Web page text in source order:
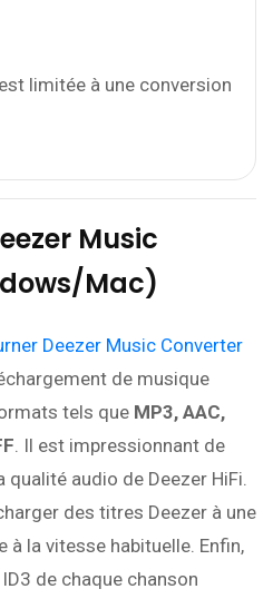
limitée à une conversion
Music
Mac)
Deezer Music Converter
de musique
tels que MP3, AAC,
. Il est impressionnant de
audio de Deezer HiFi.
des titres Deezer à une
la vitesse habituelle. Enfin,
de chaque chanson